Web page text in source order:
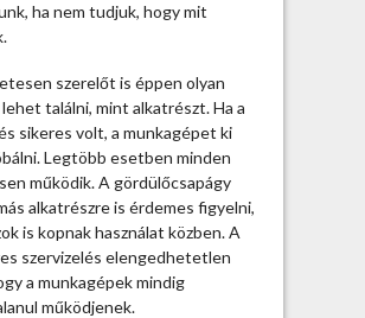
é
j
e
b
e
j
e
g
y
z
ha nem tudjuk, hogy mit
szerelőt is éppen olyan
találni, mint alkatrészt. Ha a
sikeres volt, a munkagépet ki
Legtöbb esetben minden
működik. A gördülőcsapágy
alkatrészre is érdemes figyelni,
is kopnak használat közben. A
szervizelés elengedhetetlen
a munkagépek mindig
működjenek.